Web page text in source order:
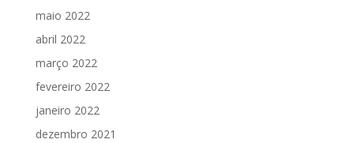
maio 2022
abril 2022
março 2022
fevereiro 2022
janeiro 2022
dezembro 2021